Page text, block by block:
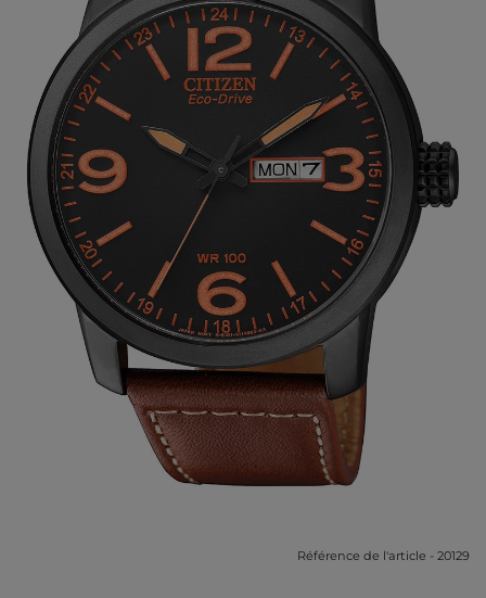
Référence de l'article - 20129